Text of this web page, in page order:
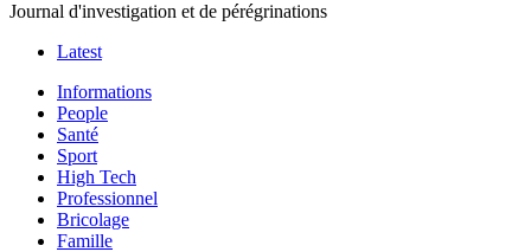
Journal d'investigation et de pérégrinations
Latest
Informations
People
Santé
Sport
High Tech
Professionnel
Bricolage
Famille